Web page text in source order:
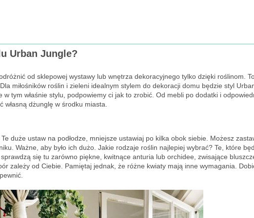
Urban Jungle?
od sklepowej wystawy lub wnętrza dekoracyjnego tylko dzięki roślinom.
miłośników roślin i zieleni idealnym stylem do dekoracji domu będzie styl
tym właśnie stylu, podpowiemy ci jak to zrobić. Od mebli po dodatki i
dżunglę w środku miasta.
duże ustaw na podłodze, mniejsze ustawiaj po kilka obok siebie. Możesz
Ważne, aby było ich dużo. Jakie rodzaje roślin najlepiej wybrać? Te, które
się tu zarówno piękne, kwitnące anturia lub orchidee, zwisające
zależy od Ciebie. Pamiętaj jednak, że różne kwiaty mają inne wymagania.